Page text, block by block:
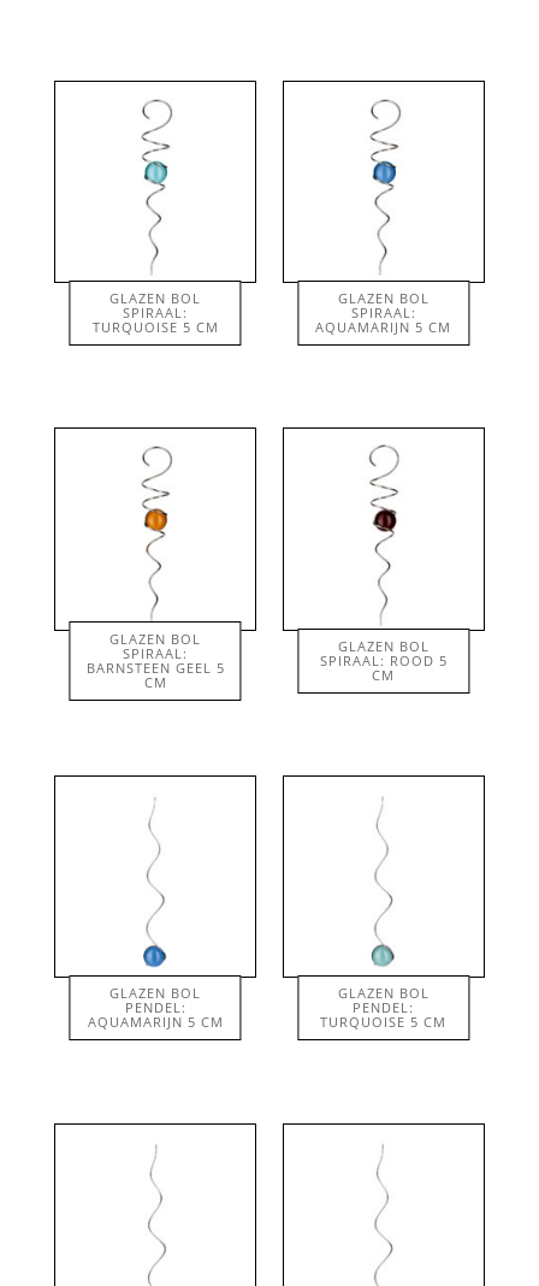
GLAZEN BOL
SPIRAAL:
TURQUOISE 5 CM
€48.50
GLAZEN BOL
SPIRAAL:
AQUAMARIJN 5 CM
€48.50
GLAZEN BOL
SPIRAAL:
BARNSTEEN GEEL 5
CM
€48.50
GLAZEN BOL
SPIRAAL: ROOD 5
CM
48.50
GLAZEN BOL
PENDEL:
AQUAMARIJN 5 CM
€48.50
GLAZEN BOL
PENDEL:
TURQUOISE 5 CM
€48.50